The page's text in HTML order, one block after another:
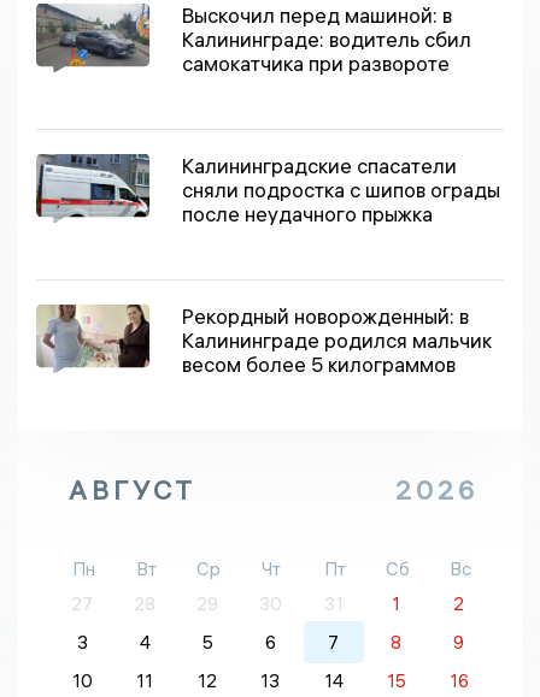
Выскочил перед машиной: в
Калининграде: водитель сбил
самокатчика при развороте
Калининградские спасатели
сняли подростка с шипов ограды
после неудачного прыжка
Рекордный новорожденный: в
Калининграде родился мальчик
весом более 5 килограммов
АВГУСТ 2026
Пн Вт Ср Чт Пт Сб
Вс
27
28 29 30 31 1
2
3
4 5 6 7 8
9
10
11 12 13 14 15
16